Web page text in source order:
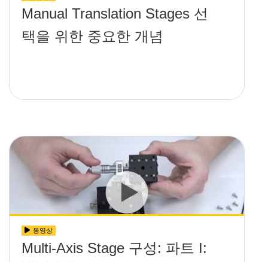
Manual Translation Stages 선
택을 위한 중요한 개념
동영상
Multi-Axis Stage 구성: 파트 I: